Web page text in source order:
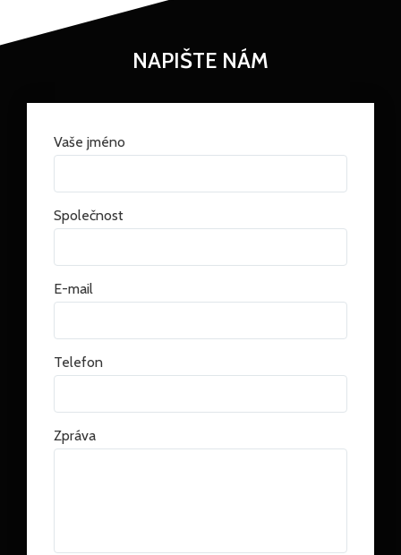
NAPIŠTE NÁM
Vaše jméno
Společnost
E-mail
Telefon
Zpráva